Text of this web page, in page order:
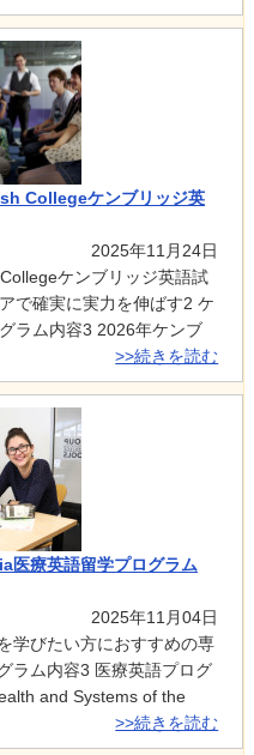
Collegeケンブリッジ英
2025年11月24日
ケンブリッジ英語試
で確実に実力を伸ばす2 ケ
ラム内容3 2026年ケンブ
>>続きを読む
医療英語留学プログラム
2025年11月04日
学びたい方におすすめの専
ラム内容3 医療英語プログ
and Systems of the
>>続きを読む